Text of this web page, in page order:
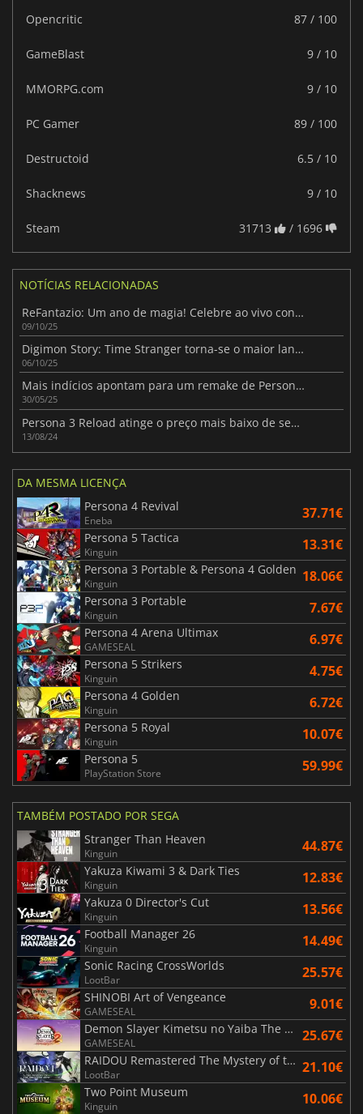
Opencritic 87 / 100
GameBlast 9 / 10
MMORPG.com 9 / 10
PC Gamer 89 / 100
Destructoid 6.5 / 10
Shacknews 9 / 10
Steam 31713 / 1696
NOTÍCIAS RELACIONADAS
ReFantazio: Um ano de magia! Celebre ao vivo conosco!
09/10/25
Digimon Story: Time Stranger torna-se o maior lançamento de JRPG para PC da Bandai Namco
06/10/25
Mais indícios apontam para um remake de Persona 4 com a voz do elenco original
30/05/25
Persona 3 Reload atinge o preço mais baixo de sempre na última venda da franquia Persona no Steam
13/08/24
DA MESMA LICENÇA
Persona 4 Revival
Eneba 37.71€
Persona 5 Tactica
Kinguin 13.31€
Persona 3 Portable & Persona 4 Golden
Kinguin 18.06€
Persona 3 Portable
Kinguin 7.67€
Persona 4 Arena Ultimax
GAMESEAL 6.97€
Persona 5 Strikers
Kinguin 4.75€
Persona 4 Golden
Kinguin 6.72€
Persona 5 Royal
Kinguin 10.07€
Persona 5
PlayStation Store 59.99€
TAMBÉM POSTADO POR SEGA
Stranger Than Heaven
Kinguin 44.87€
Yakuza Kiwami 3 & Dark Ties
Kinguin 12.83€
Yakuza 0 Director's Cut
Kinguin 13.56€
Football Manager 26
Kinguin 14.49€
Sonic Racing CrossWorlds
LootBar 25.57€
SHINOBI Art of Vengeance
GAMESEAL 9.01€
Demon Slayer Kimetsu no Yaiba The Hinokami Chronicles 2
GAMESEAL 25.67€
RAIDOU Remastered The Mystery of the Soulless Army
LootBar 21.10€
Two Point Museum
Kinguin 10.06€